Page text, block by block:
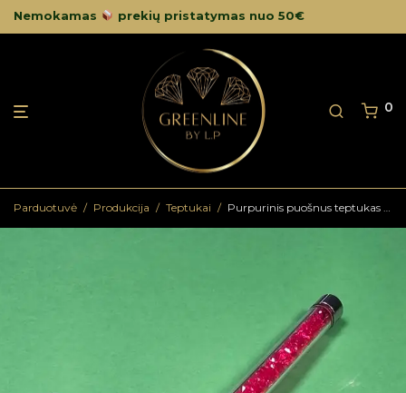
Nemokamas prekių pristatymas nuo 50€
0
Parduotuvė / Produkcija / Teptukai / Purpurinis puošnus teptukas puoštas akmenukais